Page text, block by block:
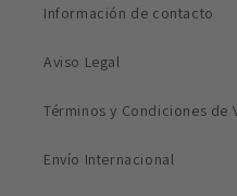
Información de contacto
Aviso Legal
Términos y Condiciones de
Envío Internacional